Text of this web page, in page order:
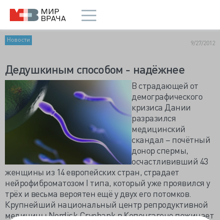
Новости 9/27/2012
Дедушкиным способом - надёжнее
В страдающей от
демографического
кризиса Дании
разразился
медицинский
скандал – почётный
донор спермы,
осчастлививший 43
женщины из 14 европейских стран, страдает
нейрофиброматозом I типа, который уже проявился у
трёх и весьма вероятен ещё у двух его потомков.
Крупнейший национальный центр репродуктивной
медицины Nordisk Cryobank в Копенгагене пожинает